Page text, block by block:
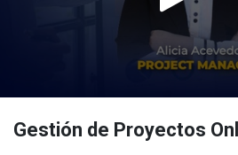
Gestión de Proyectos